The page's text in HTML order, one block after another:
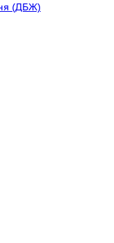
(ДБЖ)